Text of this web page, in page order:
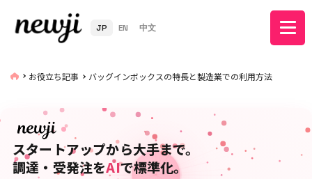
JP EN 中文
お役立ち記事 バッグインボックスの特長と製造業での利用方法
スタートアップから大手まで。
調達・受発注をAIで標準化。